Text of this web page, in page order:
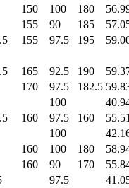
150 100 180
155 90 185
155 97.5 195
165 92.5 190
170 97.5 182.5
100
160 97.5 160
100
160 100 180
160 90 170
97.5